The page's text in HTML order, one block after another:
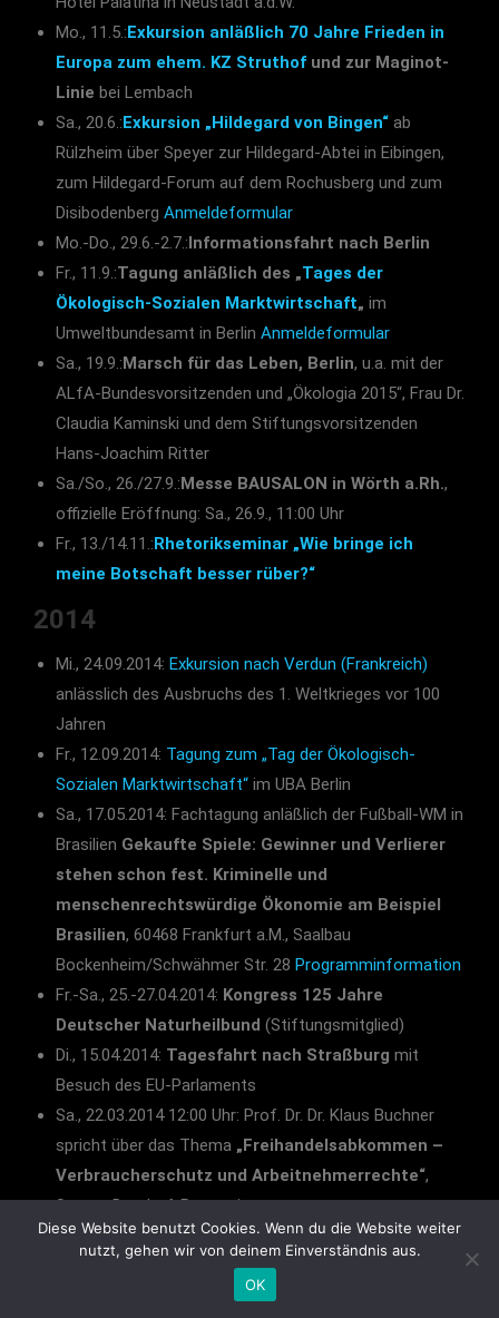
Mo., 11.5.:Exkursion anläßlich 70 Jahre Frieden in
Europa zum ehem. KZ Struthof und zur Maginot-
Linie bei Lembach
Sa., 20.6.:Exkursion „Hildegard von Bingen“ ab
Rülzheim über Speyer zur Hildegard-Abtei in Eibingen,
zum Hildegard-Forum auf dem Rochusberg und zum
Disibodenberg Anmeldeformular
Mo.-Do., 29.6.-2.7.:Informationsfahrt nach Berlin
Fr., 11.9.:Tagung anläßlich des „Tages der
Ökologisch-Sozialen Marktwirtschaft„ im
Umweltbundesamt in Berlin Anmeldeformular
Sa., 19.9.:Marsch für das Leben, Berlin, u.a. mit der
ALfA-Bundesvorsitzenden und „Ökologia 2015“, Frau Dr.
Claudia Kaminski und dem Stiftungsvorsitzenden
Hans-Joachim Ritter
Sa./So., 26./27.9.:Messe BAUSALON in Wörth a.Rh.,
offizielle Eröffnung: Sa., 26.9., 11:00 Uhr
Fr., 13./14.11.:Rhetorikseminar „Wie bringe ich
meine Botschaft besser rüber?“
2014
Mi., 24.09.2014: Exkursion nach Verdun (Frankreich)
anlässlich des Ausbruchs des 1. Weltkrieges vor 100
Jahren
Fr., 12.09.2014: Tagung zum „Tag der Ökologisch-
Sozialen Marktwirtschaft“ im UBA Berlin
Sa., 17.05.2014: Fachtagung anläßlich der Fußball-WM in
Brasilien Gekaufte Spiele: Gewinner und Verlierer
stehen schon fest. Kriminelle und
menschenrechtswürdige Ökonomie am Beispiel
Brasilien, 60468 Frankfurt a.M., Saalbau
Bockenheim/Schwähmer Str. 28 Programminformation
Fr.-Sa., 25.-27.04.2014: Kongress 125 Jahre
Deutscher Naturheilbund (Stiftungsmitglied)
Di., 15.04.2014: Tagesfahrt nach Straßburg mit
Besuch des EU-Parlaments
Sa., 22.03.2014 12:00 Uhr: Prof. Dr. Dr. Klaus Buchner
spricht über das Thema „Freihandelsabkommen –
Verbraucherschutz und Arbeitnehmerrechte“,
Speyer, Domhof-Brauerei
Sa., 22.03.2014 12:00 Uhr:Mitgliederversammlung,
Speyer, Domhof-Brauerei
Neujahresempfang
Diese Website benutzt Cookies. Wenn du die Website weiter
nutzt, gehen wir von deinem Einverständnis aus.
OK